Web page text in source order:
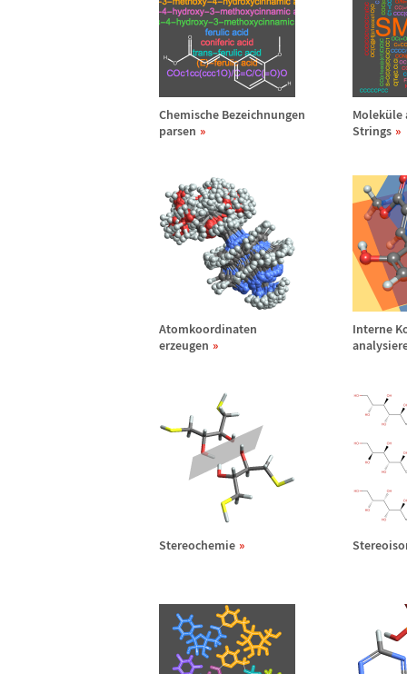
Chemische Bezeichnungen
parsen
Moleküle
Strings
Atomkoordinaten
erzeugen
Interne
Stereochemie